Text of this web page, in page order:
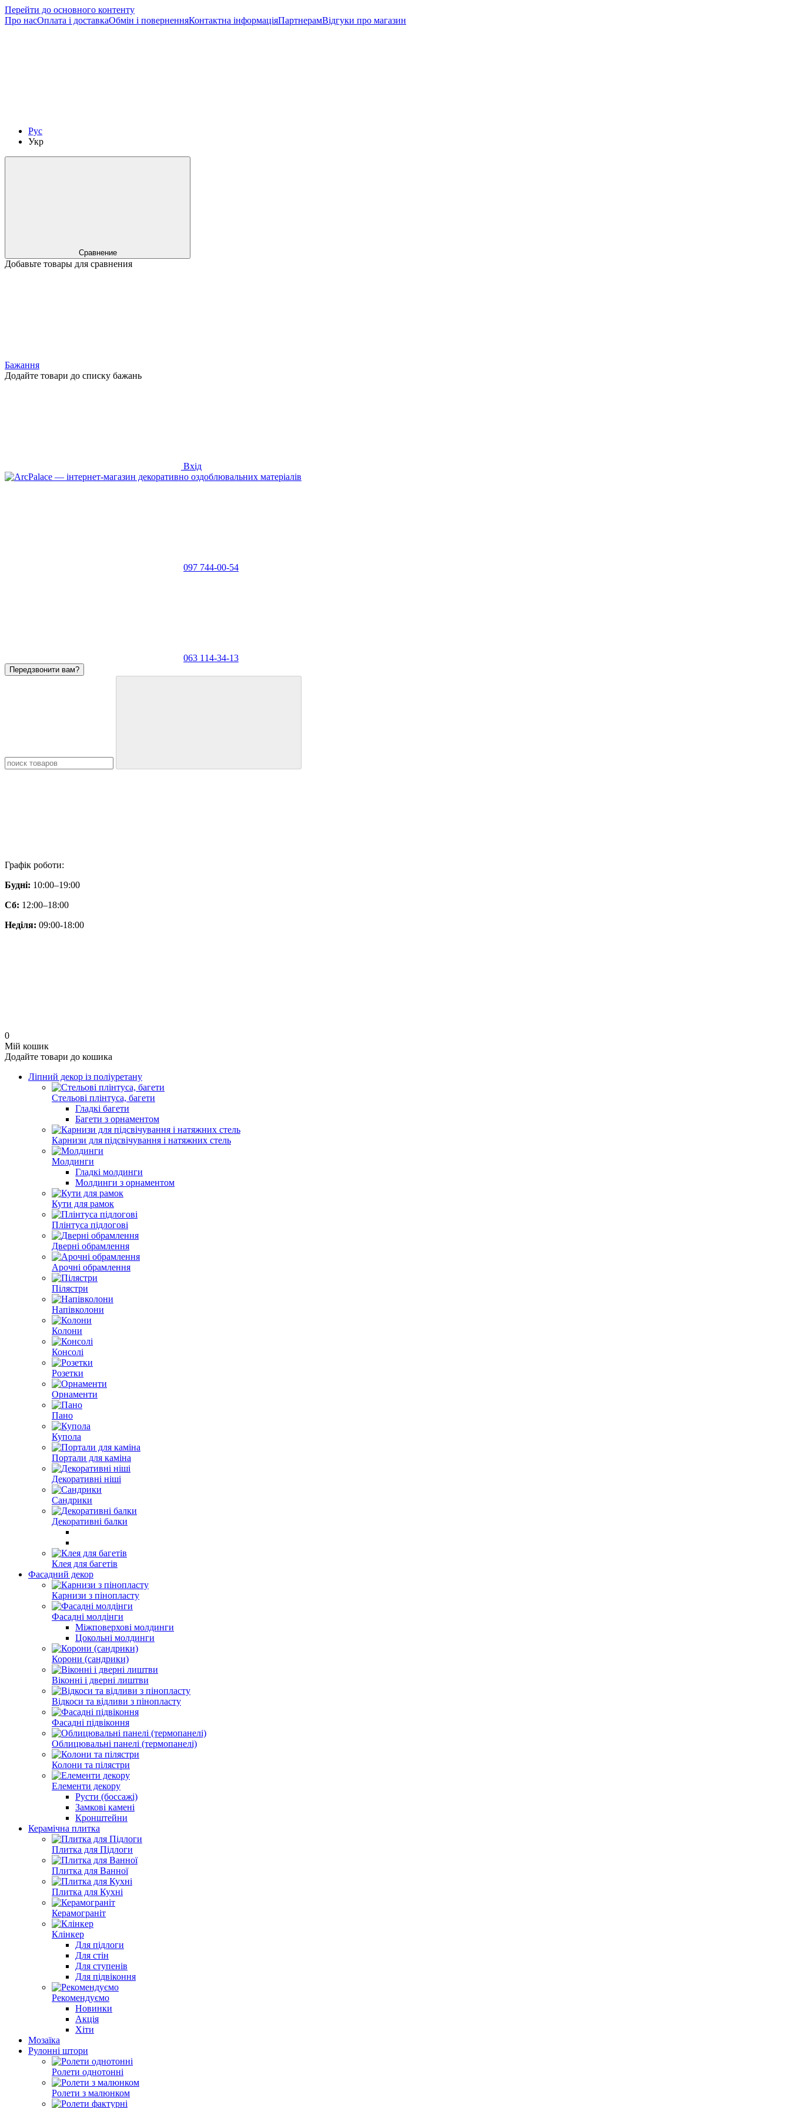
Перейти до основного контенту
Про насОплата і доставкаОбмін і поверненняКонтактна інформаціяПартнерамВідгуки про магазин
Рус
Укр
Сравнение
Добавьте товары для сравнения
Бажання
Додайте товари до списку бажань
Вхід
097 744-00-54
063 114-34-13
Передзвонити вам?
Графік роботи:
Будні: 10:00–19:00
Сб: 12:00–18:00
Неділя: 09:00-18:00
0
Мій кошик
Додайте товари до кошика
Ліпний декор із поліуретану
Стельові плінтуса, багети
Гладкі багети
Багети з орнаментом
Карнизи для підсвічування і натяжних стель
Молдинги
Гладкі молдинги
Молдинги з орнаментом
Кути для рамок
Плінтуса підлогові
Дверні обрамлення
Арочні обрамлення
Пілястри
Напівколони
Колони
Консолі
Розетки
Орнаменти
Пано
Купола
Портали для каміна
Декоративні ніші
Сандрики
Декоративні балки
Клея для багетів
Фасадний декор
Карнизи з пінопласту
Фасадні молдінги
Міжповерхові молдинги
Цокольні молдинги
Корони (сандрики)
Віконні і дверні лиштви
Відкоси та відливи з пінопласту
Фасадні підвіконня
Облицювальні панелі (термопанелі)
Колони та пілястри
Елементи декору
Русти (боссажі)
Замкові камені
Кронштейни
Керамічна плитка
Плитка для Підлоги
Плитка для Ванної
Плитка для Кухні
Керамограніт
Клінкер
Для підлоги
Для стін
Для ступенів
Для підвіконня
Рекомендуємо
Новинки
Акція
Хіти
Мозаїка
Рулонні штори
Ролети однотонні
Ролети з малюнком